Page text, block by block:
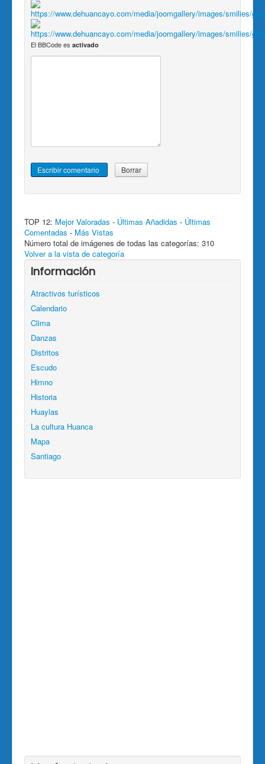
El BBCode es activado
TOP 12: Mejor Valoradas - Últimas Añadidas - Últimas
Comentadas - Más Vistas
Número total de imágenes de todas las categorías: 310
Volver a la vista de categoría
Información
Atractivos turísticos
Calendario
Clima
Danzas
Distritos
Escudo
Himno
Historia
Huaylas
La cultura Huanca
Mapa
Santiago